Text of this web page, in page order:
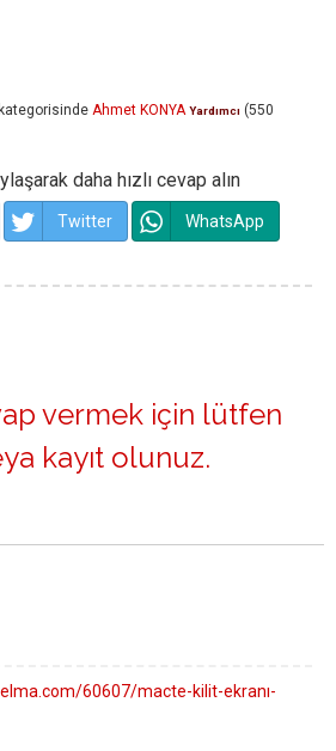
kategorisinde Ahmet KONYA Yardımcı (550
daha hızlı cevap alın
Twitter WhatsApp
vermek için lütfen
kayıt olunuz.
60607/macte-kilit-ekranı-